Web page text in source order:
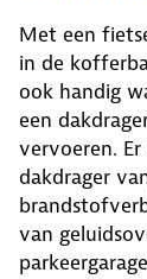
Met een
in de
ook handig
een
vervoeren.
dakdrager
van